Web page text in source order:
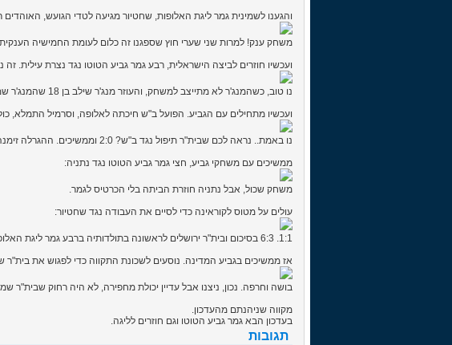
והגענו לשמינית גמר ליגת האלופות, שחטיור מגיעה לטדי הגועש,
משחק ענק! למרות שני שערי חוץ שספגנו זה כלום לעומת החמישיה הענקית ברשת
ועכשיו חוזרים לביצה הישראלית, רבע גמר גביע הטוטו נגד נצרת עילית.
נו טוב, כשהמנג'ר לא מתייצב למשחק, והעוזר מנג'ר שילב בן 18 שהמנג'ר שמאע בקושי ידע על קיומו, זה בסדר.
ועכשיו מתחילים עם הגביע. הפועל ב"ש חיכתה לאלופה, וסרמיל התמלא,
נו באמת.. נראה לכם שבית"ר תיפול נגד ב"ש? 2:0 וממשיכים. ההגרלה זימנה את בית"ר שמשון, הסינדרלה מהמציאות (המשחק עצמו בהמשך).
ממשיכים עם משחקי גביע, חצי גמר גביע הטוטו נגד נתניה:
משחק שכול, אבל נתניה חוזרת הביתה בלי הכרטיס לגמר.
עולים על מטוס לקוראינה כדי לסיים את העבודה נגד שחטיור:
1:1. 6:3 בסיכום ובית"ר ירושלים לראשונה בתולדותיה ברבע גמר ליגת האלופות! ההגרלה? איאקס.
אז ממשיכים בגביע המדינה. נוסעים לשכונת התקווה כדי לפגוש את בית"ר
בושה וחרפה. נכון, ניצנו אבל עדיין יכולת מחפירה, לא היה רחוק
מקווה שניהנתם מהעדכון.
בעדכון הבא גמר גביע הטוטו וגם חוזרים לליגה.
תגובות